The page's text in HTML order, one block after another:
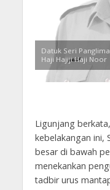
Datuk Seri Panglima
Haji Hajiji Haji Noor
Ligunjang
kebelakangan ini,
besar di bawah
menekankan
tadbir urus